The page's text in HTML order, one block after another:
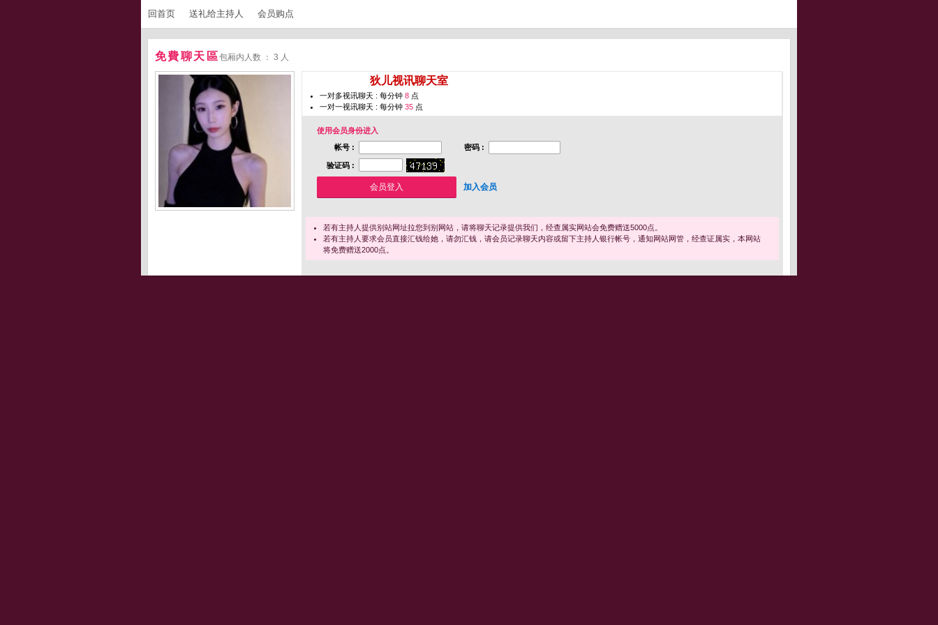
回首页 送礼给主持人 会员购点
免費聊天區包厢内人数 ： 3 人
狄儿视讯聊天室
一对多视讯聊天 : 每分钟 8 点
一对一视讯聊天 : 每分钟 35 点
使用会员身份进入
帐号 :
密码 :
验证码 :
加入会员
若有主持人提供别站网址拉您到别网站，请将聊天记录提供我们，经查属实网站会免费赠送5000点。
若有主持人要求会员直接汇钱给她，请勿汇钱，请会员记录聊天内容或留下主持人银行帐号，通知网站网管，经查证属实，本网站
将免费赠送2000点。